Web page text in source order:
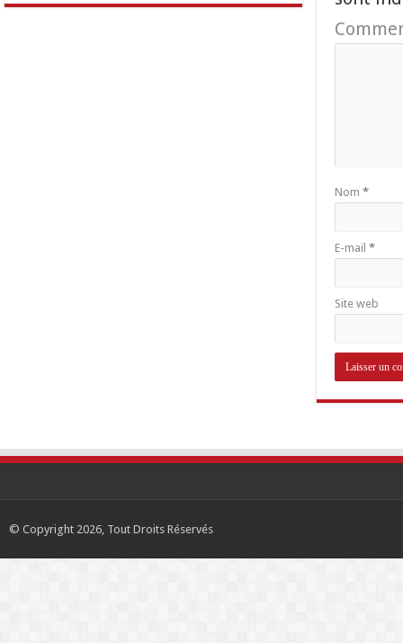
Nom *
E-mail *
Site web
© Copyright 2026, Tout Droits Réservés